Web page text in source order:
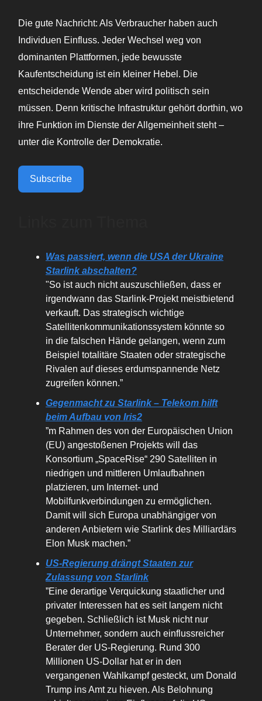
Die gute Nachricht: Als Verbraucher haben auch
Individuen Einfluss. Jeder Wechsel weg von
dominanten Plattformen, jede bewusste
Kaufentscheidung ist ein kleiner Hebel. Die
entscheidende Wende aber wird politisch sein
müssen. Denn kritische Infrastruktur gehört dorthin, wo
ihre Funktion im Dienste der Allgemeinheit steht –
unter die Kontrolle der Demokratie.
Subscribe
Was passiert, wenn die USA der Ukraine
Starlink abschalten?
"So ist auch nicht auszuschließen, dass er
irgendwann das Starlink-Projekt meistbietend
verkauft. Das strategisch wichtige
Satellitenkommunikationssystem könnte so
in die falschen Hände gelangen, wenn zum
Beispiel totalitäre Staaten oder strategische
Rivalen auf dieses erdumspannende Netz
zugreifen können.”
Gegenmacht zu Starlink – Telekom hilft
beim Aufbau von Iris2
”m Rahmen des von der Europäischen Union
(EU) angestoßenen Projekts will das
Konsortium „SpaceRise“ 290 Satelliten in
niedrigen und mittleren Umlaufbahnen
platzieren, um Internet- und
Mobilfunkverbindungen zu ermöglichen.
Damit will sich Europa unabhängiger von
anderen Anbietern wie Starlink des Milliardärs
Elon Musk machen.”
US-Regierung drängt Staaten zur
Zulassung von Starlink
”Eine derartige Verquickung staatlicher und
privater Interessen hat es seit langem nicht
gegeben. Schließlich ist Musk nicht nur
Unternehmer, sondern auch einflussreicher
Berater der US-Regierung. Rund 300
Millionen US-Dollar hat er in den
vergangenen Wahlkampf gesteckt, um Donald
Trump ins Amt zu hieven. Als Belohnung